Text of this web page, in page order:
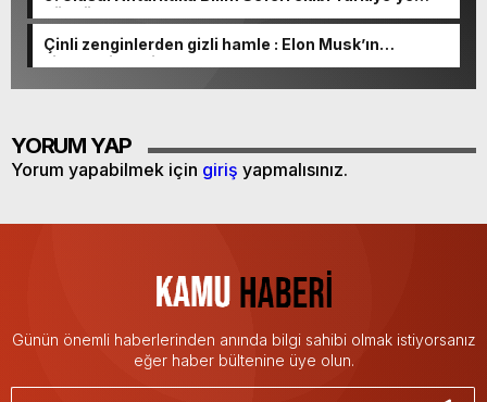
döndü
Çinli zenginlerden gizli hamle : Elon Musk’ın
şirketlerine milyonlarca dolar akıyor!
YORUM YAP
Yorum yapabilmek için giriş yapmalısınız.
Günün önemli haberlerinden anında bilgi sahibi olmak istiyorsanız
eğer haber bültenine üye olun.